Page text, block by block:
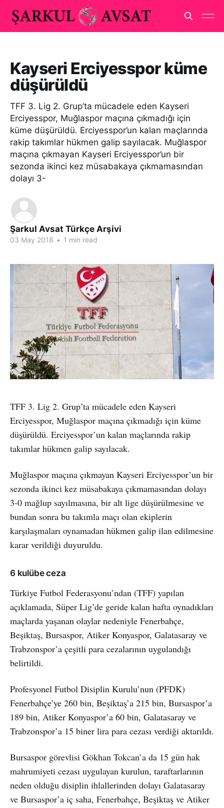
Kayseri Erciyesspor küme
düşürüldü
TFF 3. Lig 2. Grup’ta mücadele eden Kayseri
Erciyesspor, Muğlaspor maçına çıkmadığı için
küme düşürüldü. Erciyesspor’un kalan maçlarında
rakip takımlar hükmen galip sayılacak. Muğlaspor
maçına çıkmayan Kayseri Erciyesspor’un bir
sezonda ikinci kez müsabakaya çıkmamasından
dolayı 3-
Şarkul Avsat Türkçe Arşivi
03 May 2018 • 1 min read
TFF 3. Lig 2. Grup’ta mücadele eden Kayseri
Erciyesspor, Muğlaspor maçına çıkmadığı için küme
düşürüldü. Erciyesspor’un kalan maçlarında rakip
takımlar hükmen galip sayılacak.
Muğlaspor maçına çıkmayan Kayseri Erciyesspor’un bir
sezonda ikinci kez müsabakaya çıkmamasından dolayı
3-0 mağlup sayılmasına, bir alt lige düşürülmesine ve
bundan sonra bu takımla maçı olan ekiplerin
karşılaşmaları oynamadan hükmen galip ilan edilmesine
karar verildiği duyuruldu.
6 kulübe ceza
Türkiye Futbol Federasyonu’ndan (TFF) yapılan
açıklamada, Süper Lig’de geride kalan hafta oynadıkları
maçlarda yaşanan olaylar nedeniyle Fenerbahçe,
Beşiktaş, Bursaspor, Atiker Konyaspor, Galatasaray ve
Trabzonspor’a çeşitli para cezalarının uygulandığı
belirtildi.
Profesyonel Futbol Disiplin Kurulu’nun (PFDK)
Fenerbahçe’ye 260 bin, Beşiktaş’a 215 bin, Bursaspor’a
189 bin, Atiker Konyaspor’a 60 bin, Galatasaray ve
Trabzonspor’a 15 biner lira para cezası verdiği aktarıldı.
Bursaspor görevlisi Gökhan Tokcan’a da 15 gün hak
mahrumiyeti cezası uygulayan kurulun, taraftarlarının
neden olduğu disiplin ihlallerinden dolayı Galatasaray
ve Bursaspor’a iç saha, Fenerbahçe, Beşiktaş ve Atiker